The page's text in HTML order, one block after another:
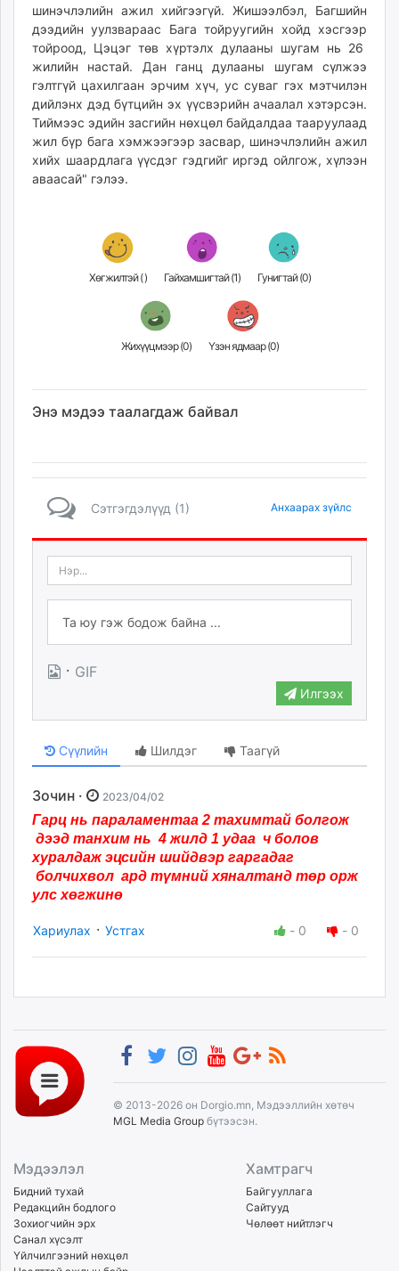
unread.today
шинэчлэлийн ажил хийгээгүй. Жишээлбэл, Багшийн
дээдийн уулзвараас Бага тойруугийн хойд хэсгээр
тойроод, Цэцэг төв хүртэлх дулааны шугам нь 26
жилийн настай. Дан ганц дулааны шугам сүлжээ
гэлтгүй цахилгаан эрчим хүч, ус суваг гэх мэтчилэн
дийлэнх дэд бүтцийн эх үүсвэрийн ачаалал хэтэрсэн.
Тиймээс эдийн засгийн нөхцөл байдалдаа тааруулаад
жил бүр бага хэмжээгээр засвар, шинэчлэлийн ажил
хийх шаардлага үүсдэг гэдгийг иргэд ойлгож, хүлээн
аваасай" гэлээ.
Хөгжилтэй () Гайхамшигтай (1) Гунигтай (0)
Жихүүцмээр (0) Үзэн ядмаар (0)
Энэ мэдээ таалагдаж байвал
Сэтгэгдэлүүд (1) Анхаарах зүйлс
· GIF
Илгээх
Сүүлийн Шилдэг Таагүй
Зочин · 2023/04/02
Гарц нь параламентаа 2 тахимтай болгож
дээд танхим нь4 жилд 1 удаа ч болов
хуралдаж эцсийн шийдвэр гаргадаг
болчихвол ард түмний хяналтанд төр орж
улс хөгжинө
Хариулах · Устгах - 0 - 0
© 2013-2026 он Dorgio.mn, Мэдээллийн хөтөч
MGL Media Group бүтээсэн.
Мэдээлэл
Бидний тухай
Редакцийн бодлого
Зохиогчийн эрх
Санал хүсэлт
Үйлчилгээний нөхцөл
Хамтрагч
Байгууллага
Сайтууд
Чөлөөт нийтлэгч